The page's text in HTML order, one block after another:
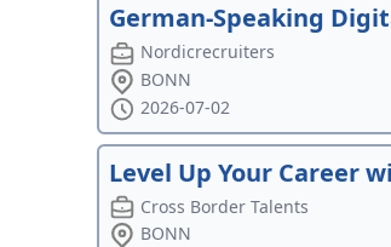
German-Speaking
Nordicrecruiters
BONN
2026-07-02
Level Up Your Career
Cross Border Talents
BONN